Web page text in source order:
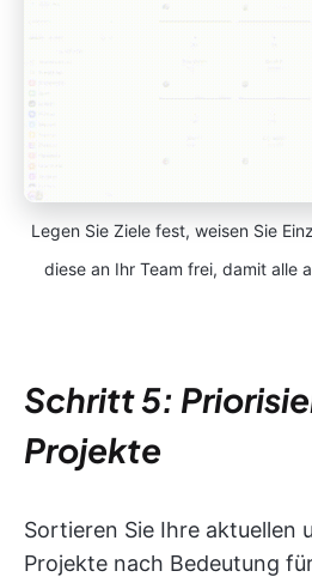
Legen Sie Ziele fest, weisen Sie
diese an Ihr Team frei, damit alle
Schritt 5:
Projekte
Sortieren Sie Ihre aktuellen
Projekte nach Bedeutung